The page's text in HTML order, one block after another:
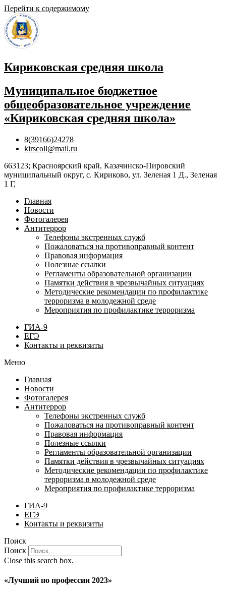
Перейти к содержимому
Кириковская средняя школа
Муниципальное бюджетное
общеобразовательное учреждение
«Кириковская средняя школа»
8(39166)24278
kirscoll@mail.ru
663123; Красноярский край, Казачинско-Пировский
муниципальный округ, с. Кириково, ул. Зеленая 1 Д., Зеленая
1 Г,
Главная
Новости
Фотогалерея
Антитеррор
Телефоны экстренных служб
Пожаловаться на противоправный контент
Правовая информация
Полезные ссылки
Регламенты образовательной организации
Памятки действия в чрезвычайных ситуациях
Методические рекомендации по профилактике
терроризма в молодежной среде
Мероприятия по профилактике терроризма
ГИА-9
ЕГЭ
Контакты и реквизиты
Меню
Главная
Новости
Фотогалерея
Антитеррор
Телефоны экстренных служб
Пожаловаться на противоправный контент
Правовая информация
Полезные ссылки
Регламенты образовательной организации
Памятки действия в чрезвычайных ситуациях
Методические рекомендации по профилактике
терроризма в молодежной среде
Мероприятия по профилактике терроризма
ГИА-9
ЕГЭ
Контакты и реквизиты
Поиск
Поиск
Close this search box.
«Лучший по профессии 2023»